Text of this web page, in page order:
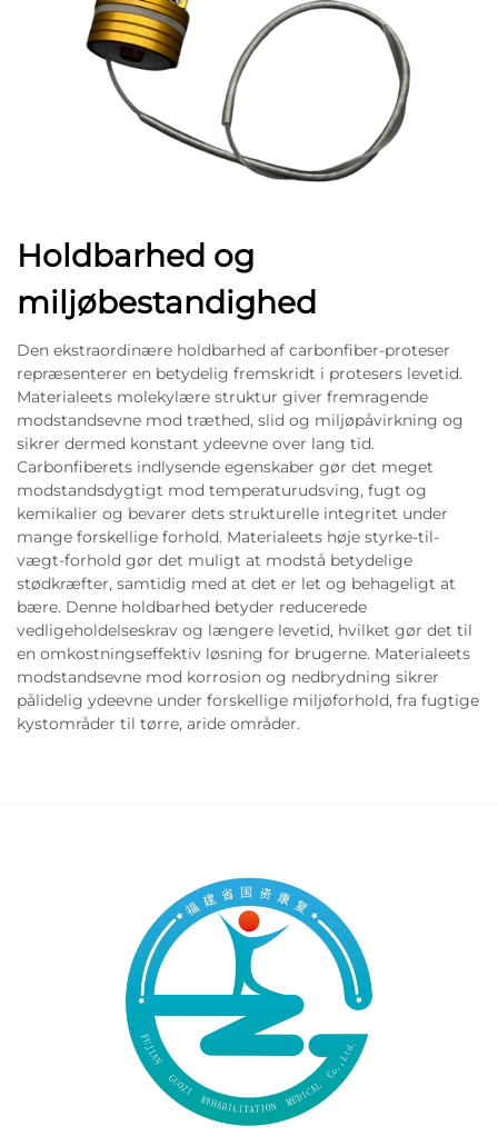
Holdbarhed og
miljøbestandighed
Den ekstraordinære holdbarhed af carbonfiber-proteser
repræsenterer en betydelig fremskridt i protesers levetid.
Materialeets molekylære struktur giver fremragende
modstandsevne mod træthed, slid og miljøpåvirkning og
sikrer dermed konstant ydeevne over lang tid.
Carbonfiberets indlysende egenskaber gør det meget
modstandsdygtigt mod temperaturudsving, fugt og
kemikalier og bevarer dets strukturelle integritet under
mange forskellige forhold. Materialeets høje styrke-til-
vægt-forhold gør det muligt at modstå betydelige
stødkræfter, samtidig med at det er let og behageligt at
bære. Denne holdbarhed betyder reducerede
vedligeholdelseskrav og længere levetid, hvilket gør det til
en omkostningseffektiv løsning for brugerne. Materialeets
modstandsevne mod korrosion og nedbrydning sikrer
pålidelig ydeevne under forskellige miljøforhold, fra fugtige
kystområder til tørre, aride områder.